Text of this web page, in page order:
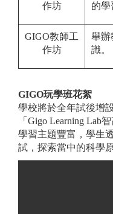
作坊
的學
GIGO教師工
作坊
舉辦
識。
GIGO玩學班花絮
學校將於全年試後增
「Gigo Learning Lab
學習主題豐富，學生
試，探索當中的科學原